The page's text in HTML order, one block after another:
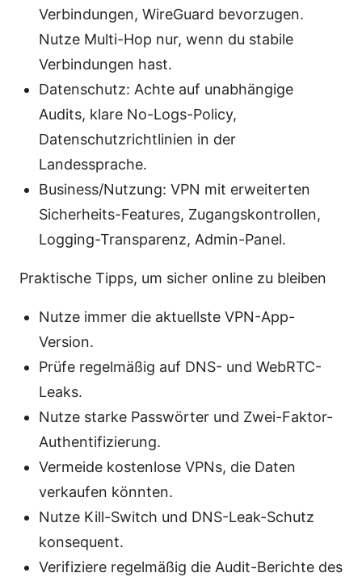
Verbindungen, WireGuard bevorzugen.
Nutze Multi-Hop nur, wenn du stabile
Verbindungen hast.
Datenschutz: Achte auf unabhängige
Audits, klare No-Logs-Policy,
Datenschutzrichtlinien in der
Landessprache.
Business/Nutzung: VPN mit erweiterten
Sicherheits-Features, Zugangskontrollen,
Logging-Transparenz, Admin-Panel.
Praktische Tipps, um sicher online zu bleiben
Nutze immer die aktuellste VPN-App-
Version.
Prüfe regelmäßig auf DNS- und WebRTC-
Leaks.
Nutze starke Passwörter und Zwei-Faktor-
Authentifizierung.
Vermeide kostenlose VPNs, die Daten
verkaufen könnten.
Nutze Kill-Switch und DNS-Leak-Schutz
konsequent.
Verifiziere regelmäßig die Audit-Berichte des